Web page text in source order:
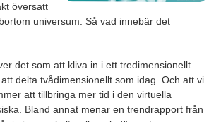
översatt
universum. Så vad innebär det
det som att kliva in i ett tredimensionellt
delta tvådimensionellt som idag. Och att vi
att tillbringa mer tid i den virtuella
Bland annat menar en trendrapport från